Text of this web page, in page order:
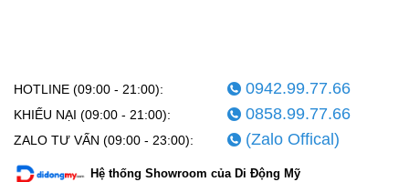
HOTLINE (09:00 - 21:00): 0942.99.77.66
KHIẾU NẠI (09:00 - 21:00): 0858.99.77.66
ZALO TƯ VẤN (09:00 - 23:00): (Zalo Offical)
Hệ thống Showroom của Di Động Mỹ